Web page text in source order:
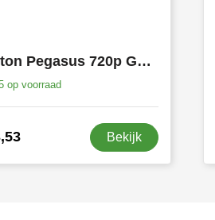
Prixton Pegasus 720p GPS-drone
op voorraad
Bekijk